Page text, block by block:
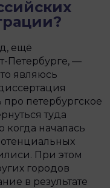
ещё
Петербурге, —
являюсь
петербургское
туда
когда началась
При этом
городов
в результате